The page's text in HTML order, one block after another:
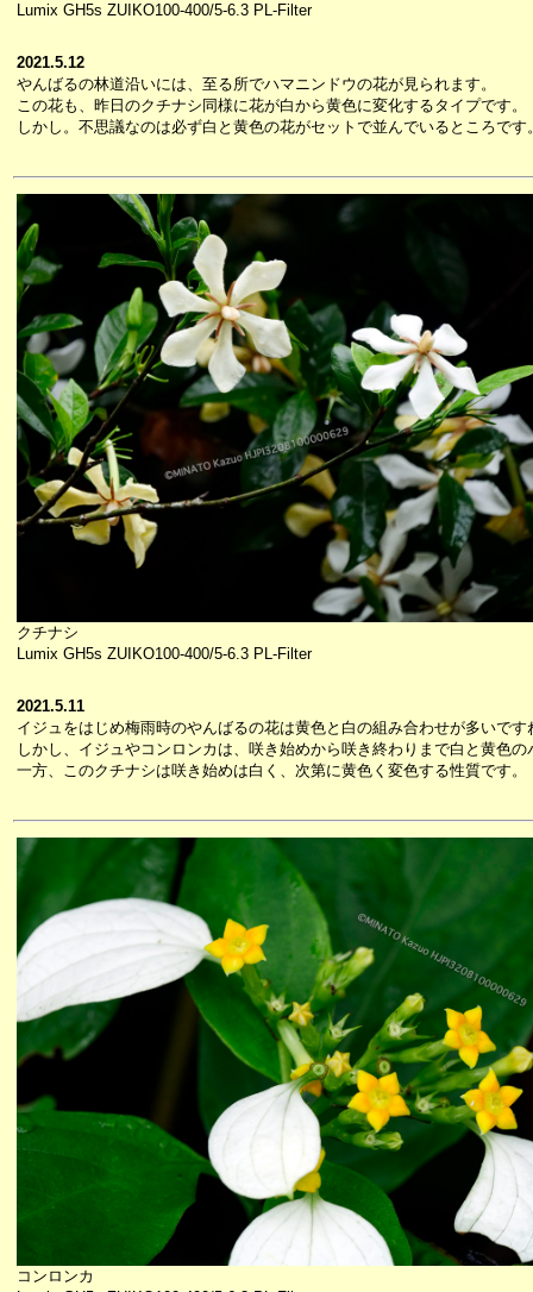
Lumix GH5s ZUIKO100-400/5-6.3 PL-Filter
2021.5.12
やんばるの林道沿いには、至る所でハマニンドウの花が見られます。
この花も、昨日のクチナシ同様に花が白から黄色に変化するタイプです。
しかし。不思議なのは必ず白と黄色の花がセットで並んでいるところです
クチナシ
Lumix GH5s ZUIKO100-400/5-6.3 PL-Filter
2021.5.11
イジュをはじめ梅雨時のやんばるの花は黄色と白の組み合わせが多いです
しかし、イジュやコンロンカは、咲き始めから咲き終わりまで白と黄色
一方、このクチナシは咲き始めは白く、次第に黄色く変色する性質です。
コンロンカ